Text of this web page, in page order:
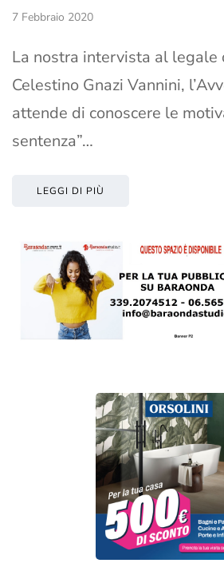
7 Febbraio 2020
La nostra intervista al legale
Celestino Gnazi Vannini,
attende di conoscere le
sentenza”…
LEGGI DI PIÙ